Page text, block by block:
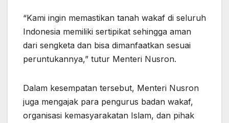
“Kami ingin memastikan tanah wakaf di seluruh
Indonesia memiliki sertipikat sehingga aman
dari sengketa dan bisa dimanfaatkan sesuai
peruntukannya,” tutur Menteri Nusron.
Dalam kesempatan tersebut, Menteri Nusron
juga mengajak para pengurus badan wakaf,
organisasi kemasyarakatan Islam, dan pihak